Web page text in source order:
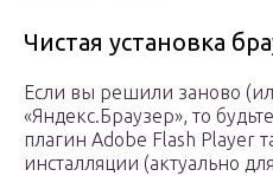
Чистая установка
Если вы решили заново
«Яндекс.Браузер», то
плагин Adobe Flash Player
инсталляции (актуально